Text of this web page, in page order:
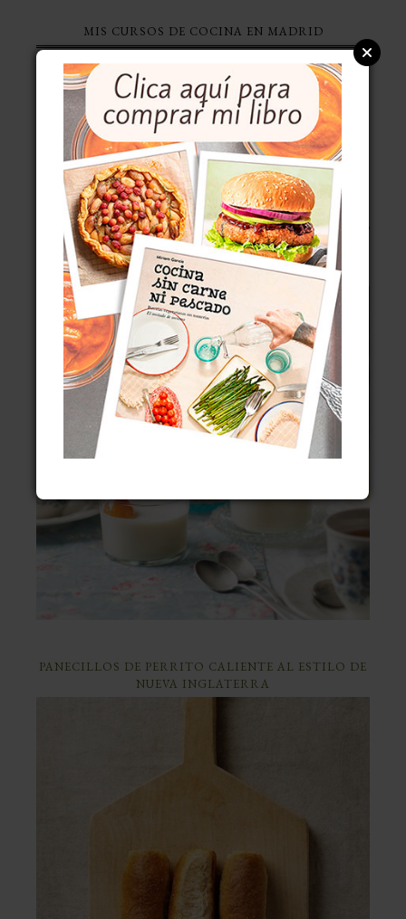
MIS CURSOS DE COCINA EN MADRID
ÚLTIMAS ENTRADAS
POSSET DE LIMÓN, CREMA DE LIMÓN AL ESTILO
BRITÁNICO
PANECILLOS DE PERRITO CALIENTE AL ESTILO DE
NUEVA INGLATERRA